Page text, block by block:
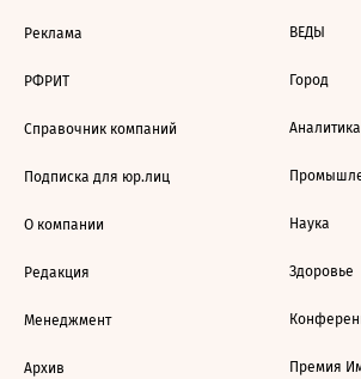
Реклама
РФРИТ
Справочник компаний
Подписка для юр.лиц
О компании
Редакция
Менеджмент
Архив
ВЕДЫ
Город
Аналитика
Наука
Здоровье
Премия